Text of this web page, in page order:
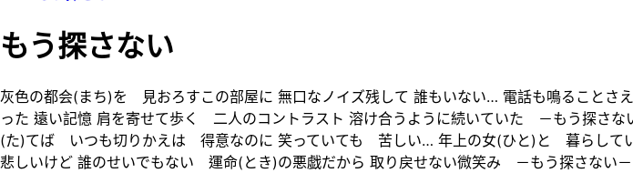
もう探さない
灰色の都会(まち)を 見おろすこの部屋に 無口なノイズ残して 誰もいない… 電話も鳴ること
った 遠い記憶 肩を寄せて歩く 二人のコントラスト 溶け合うように続いていた －もう探
(た)てば いつも切りかえは 得意なのに 笑っていても 苦しい… 年上の女(ひと)と 暮らして
悲しいけど 誰のせいでもない 運命(とき)の悪戯だから 取り戻せない微笑み －もう探さな